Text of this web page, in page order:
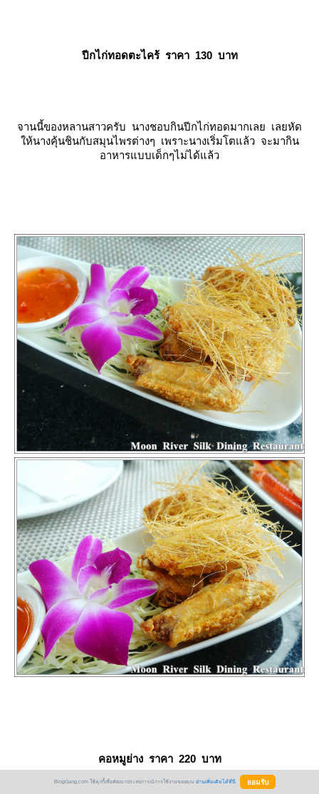
ปีกไก่ทอดตะไคร้ ราคา 130 บาท
จานนี้ของหลานสาวครับ นางชอบกินปีกไก่ทอดมากเลย เลยหัด
ห้นางคุ้นชินกับสมุนไพรต่างๆ เพราะนางเริ่มโตแล้ว จะมากิน
อาหารแบบเด็กๆไม่ได้แล้ว
คอหมูย่าง ราคา 220 บาท
BlogGang.com ใช้คุกกี้เพื่อพัฒนาประสบการณ์การใช้งานของคุณ อ่านเพิ่มเติมได้ที่นี่